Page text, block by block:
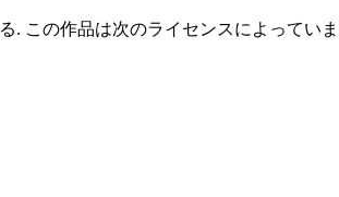
. この作品は次のライセンスによってい